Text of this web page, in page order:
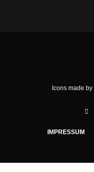
Icons made by
IMPRESSUM